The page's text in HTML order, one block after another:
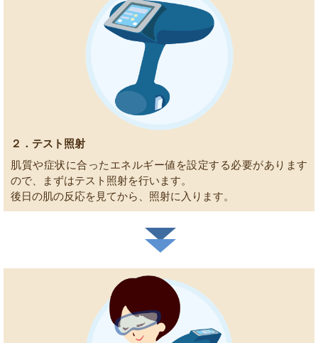
２．テスト照射
肌質や症状に合ったエネルギー値を設定する必要があります
ので、まずはテスト照射を行います。
後日の肌の反応を見てから、照射に入ります。